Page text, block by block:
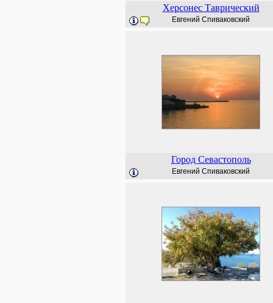
Херсонес Таврический
Евгений Спиваковский
Город Севастополь
Евгений Спиваковский